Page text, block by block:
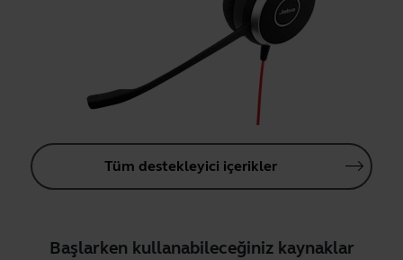
Tüm destekleyici içerikler
Başlarken kullanabileceğiniz kaynaklar